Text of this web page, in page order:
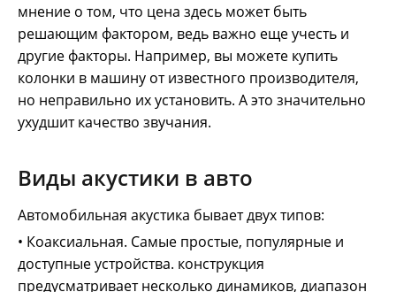
мнение о том, что цена здесь может быть
решающим фактором, ведь важно еще учесть и
другие факторы. Например, вы можете купить
колонки в машину от известного производителя,
но неправильно их установить. А это значительно
ухудшит качество звучания.
Виды акустики в авто
Автомобильная акустика бывает двух типов:
• Коаксиальная. Самые простые, популярные и
доступные устройства. конструкция
предусматривает несколько динамиков, диапазон